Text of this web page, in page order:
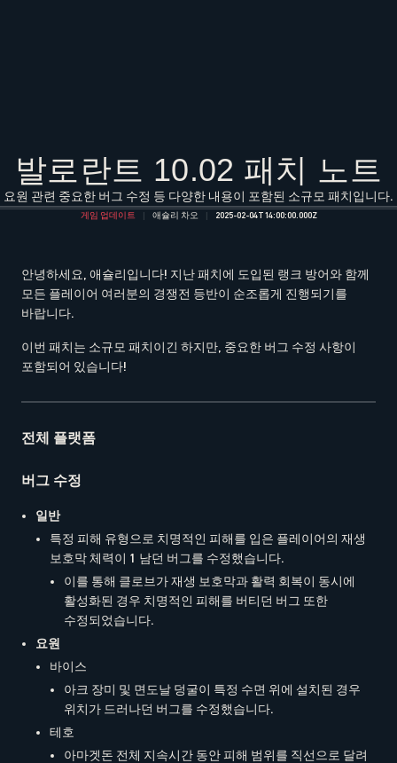
발로란트 10.02 패치 노트
요원 관련 중요한 버그 수정 등 다양한 내용이 포함된 소규모 패치입니다.
게임 업데이트 애슐리 차오 2025-02-04T14:00:00.000Z
안녕하세요, 애슐리입니다! 지난 패치에 도입된 랭크 방어와 함께
모든 플레이어 여러분의 경쟁전 등반이 순조롭게 진행되기를
바랍니다.
이번 패치는 소규모 패치이긴 하지만, 중요한 버그 수정 사항이
포함되어 있습니다!
전체 플랫폼
버그 수정
일반
특정 피해 유형으로 치명적인 피해를 입은 플레이어의 재생
보호막 체력이 1 남던 버그를 수정했습니다.
이를 통해 클로브가 재생 보호막과 활력 회복이 동시에
활성화된 경우 치명적인 피해를 버티던 버그 또한
수정되었습니다.
요원
바이스
아크 장미 및 면도날 덩굴이 특정 수면 위에 설치된 경우
위치가 드러나던 버그를 수정했습니다.
테호
아마겟돈 전체 지속시간 동안 피해 범위를 직선으로 달려